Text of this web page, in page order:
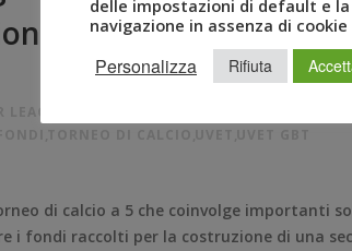
Atlante
di calcio a 5 che coinvolge importanti
i fondi raccolti per la costruzione di una
delle impostazioni di default e
navigazione in assenza di
Personalizza Rifiuta